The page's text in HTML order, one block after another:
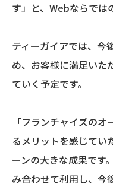
す」と、Webならでは
ティーガイアでは、今
め、お客様に満足いた
ていく予定です。
「フランチャイズの
るメリットを感じてい
ーンの大きな成果です
み合わせて利用し、今